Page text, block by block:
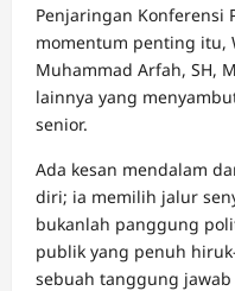
Penjaringan Konferensi
momentum penting itu,
Muhammad Arfah, SH,
lainnya yang
senior.
Ada kesan mendalam
diri; ia memilih jalur
bukanlah panggung
publik yang penuh
sebuah tanggung